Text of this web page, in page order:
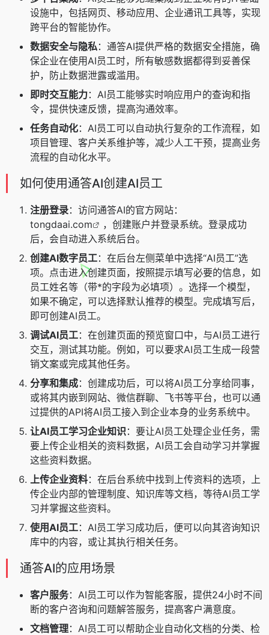
设施中，包括网页、移动应用、企业通讯工具等，实现
跨平台的智能协作。
数据安全与隐私：通答AI提供严格的数据安全措施，确
保企业在使用AI员工时，所有敏感数据都得到妥善保
护，防止数据泄露或滥用。
即时交互能力：AI员工能够实时响应用户的查询和指
令，提供快速反馈，提高沟通效率。
任务自动化：AI员工可以自动执行复杂的工作流程，如
项目管理、客户关系维护等，减少人工干预，提高业务
流程的自动化水平。
如何使用通答AI创建AI员工
注册登录：访问通答AI的官方网站：
tongdaai.com
，创建账户并登录系统。登录成功
后，会自动进入系统后台。
创建AI数字员工：在后台左侧菜单中选择“AI员工”选
项。点击进入创建页面，按照提示填写必要的信息，如
员工姓名等（带*的字段为必填项）。选择一个模型，
如果不确定，可以选择默认推荐的模型。完成填写后，
即可创建AI员工。
调试AI员工：在创建页面的预览窗口中，与AI员工进行
交互，测试其功能。例如，可以要求AI员工生成一段营
销文案或完成其他任务。
分享和集成：创建成功后，可以将AI员工分享给同事，
或将其内嵌到网站、微信群聊、飞书等平台，也可以通
过提供的API将AI员工接入到企业本身的业务系统中。
让AI员工学习企业知识 ：要让AI员工处理企业任务，需
要上传企业相关的资料数据，AI员工会自动学习并掌握
这些资料数据。
上传企业资料：在后台系统中找到上传资料的选项，上
传企业内部的管理制度、知识库等文档，等待AI员工学
习并掌握这些资料。
使用AI员工：AI员工学习成功后，便可以向其咨询知识
库中的内容，或让其执行相关任务。
通答AI的应用场景
客户服务：AI员工可以作为智能客服，提供24小时不间
断的客户咨询和问题解答服务，提高客户满意度。
文档管理：AI员工可以帮助企业自动化文档的分类、检